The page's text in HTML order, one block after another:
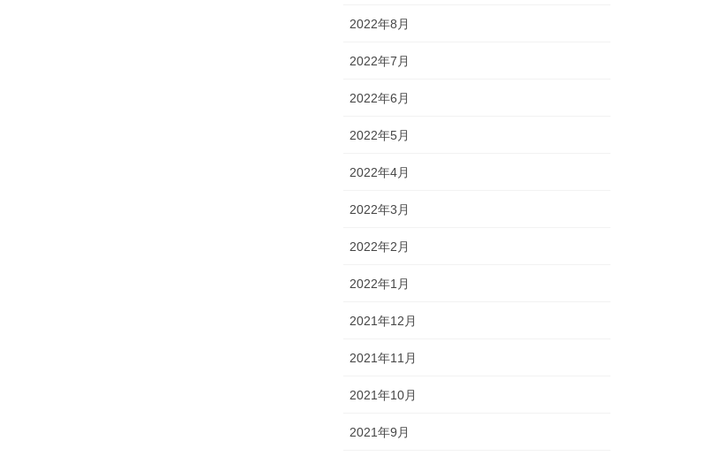
2022年8月
2022年7月
2022年6月
2022年5月
2022年4月
2022年3月
2022年2月
2022年1月
2021年12月
2021年11月
2021年10月
2021年9月